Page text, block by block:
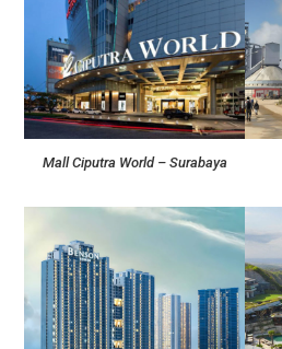
Mall Ciputra World – Surabaya